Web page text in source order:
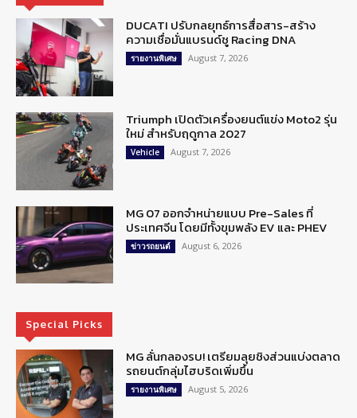
DUCATI ปรับกลยุทธ์การสื่อสาร-สร้าง
ความเชื่อมั่นแบรนด์ชู Racing DNA
รายงานพิเศษ August 7, 2026
Triumph เปิดตัวเครื่องยนต์แข่ง Moto2 รุ่น
ใหม่ สำหรับฤดูกาล 2027
Vehicle August 7, 2026
MG 07 ออกจำหน่ายแบบ Pre-Sales ที่
ประเทศจีน โดยมีทั้งขุมพลัง EV และ PHEV
ข่าวรถยนต์ August 6, 2026
Special Picks
MG ลั่นกลองรบ! เตรียมลุยชิงส่วนแบ่งตลาด
รถยนต์กลุ่มไฮบริดเพิ่มขึ้น
รายงานพิเศษ August 5, 2026